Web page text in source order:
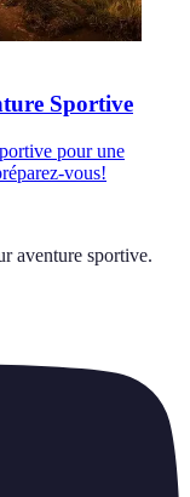
Sportive
pour une
vous!
aventure sportive.